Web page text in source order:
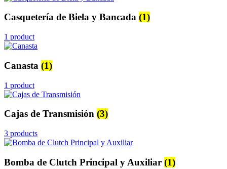
Casquetería de Biela y Bancada (1)
1 product
Canasta (1)
1 product
Cajas de Transmisión (3)
3 products
Bomba de Clutch Principal y Auxiliar (1)